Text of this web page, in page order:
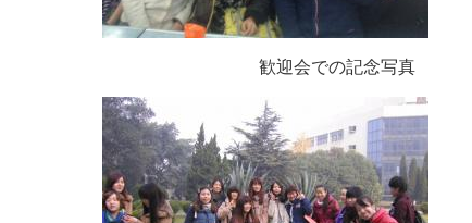
歓迎会での記念写真